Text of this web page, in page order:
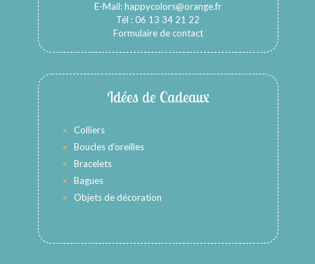
E-Mail:happycolors@orange.fr
Tél : 06 13 34 21 22
Formulaire de contact
Idées de Cadeaux
Colliers
Boucles d’oreilles
Bracelets
Bagues
Objets de décoration